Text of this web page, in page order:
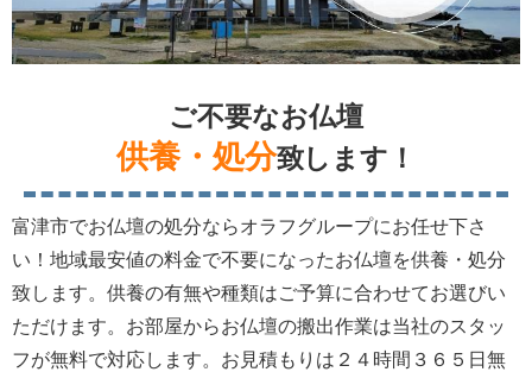
ご不要なお仏壇
供養・処分致します！
富津市でお仏壇の処分ならオラフグループにお任せ下さ
い！地域最安値の料金で不要になったお仏壇を供養・処分
致します。供養の有無や種類はご予算に合わせてお選びい
ただけます。お部屋からお仏壇の搬出作業は当社のスタッ
フが無料で対応します。お見積もりは２４時間３６５日無